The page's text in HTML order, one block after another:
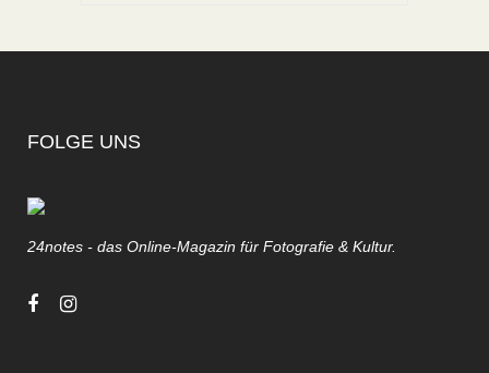
FOLGE UNS
24notes - das Online-Magazin für Fotografie & Kultur.